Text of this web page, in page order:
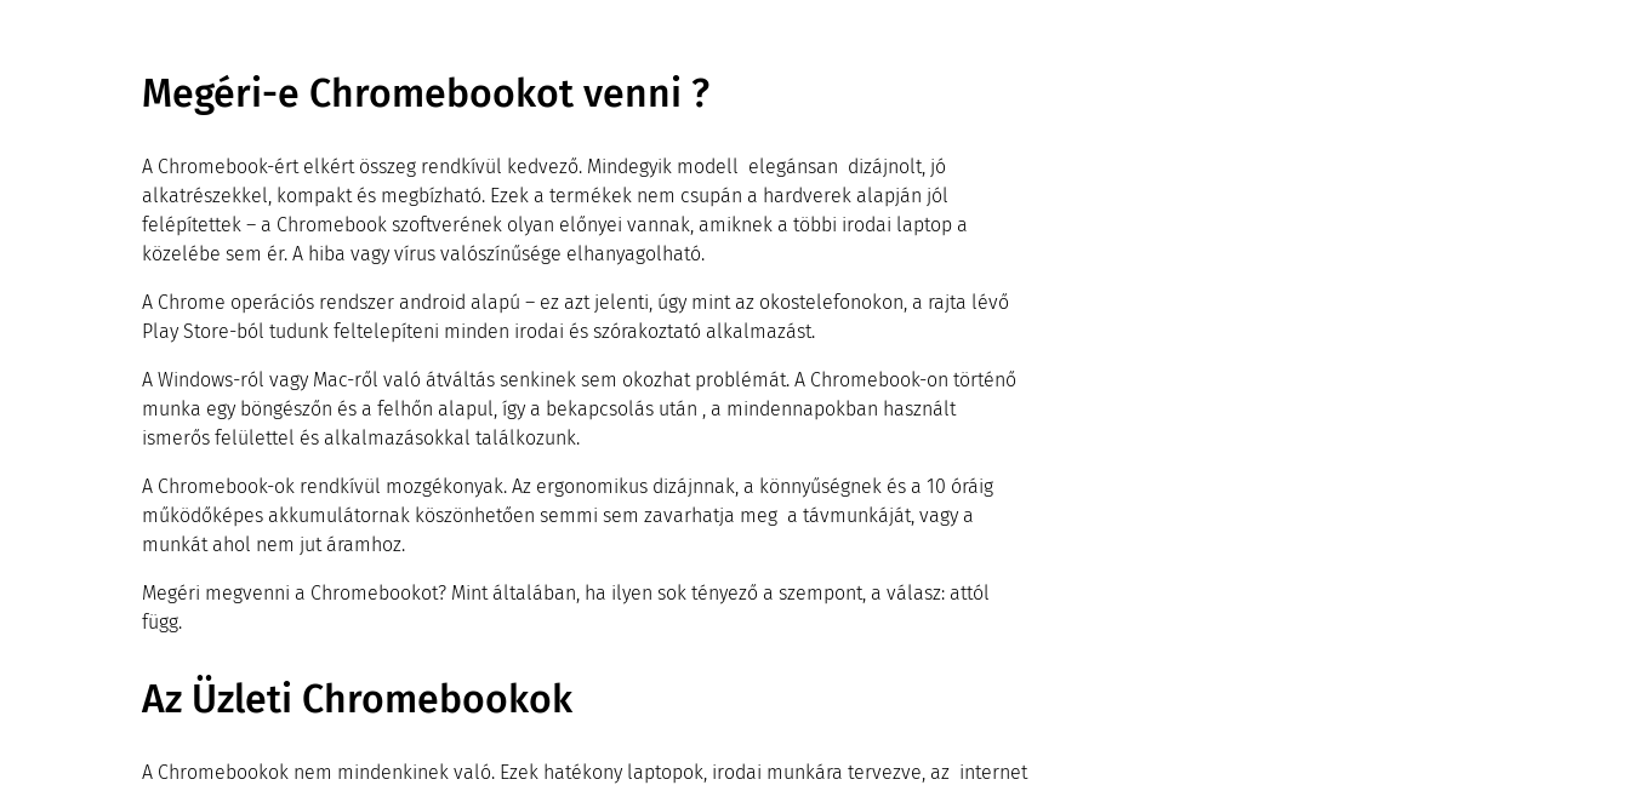
Megéri-e Chromebookot venni ?
A Chromebook-ért elkért összeg rendkívül kedvező. Mindegyik modell elegánsan dizájnolt, jó
alkatrészekkel, kompakt és megbízható. Ezek a termékek nem csupán a hardverek alapján jól
felépítettek – a Chromebook szoftverének olyan előnyei vannak, amiknek a többi irodai laptop a
közelébe sem ér. A hiba vagy vírus valószínűsége elhanyagolható.
A Chrome operációs rendszer android alapú – ez azt jelenti, úgy mint az okostelefonokon, a rajta lévő
Play Store-ból tudunk feltelepíteni minden irodai és szórakoztató alkalmazást.
A Windows-ról vagy Mac-ről való átváltás senkinek sem okozhat problémát. A Chromebook-on történő
munka egy böngészőn és a felhőn alapul, így a bekapcsolás után , a mindennapokban használt
ismerős felülettel és alkalmazásokkal találkozunk.
A Chromebook-ok rendkívül mozgékonyak. Az ergonomikus dizájnnak, a könnyűségnek és a 10 óráig
működőképes akkumulátornak köszönhetően semmi sem zavarhatja meg a távmunkáját, vagy a
munkát ahol nem jut áramhoz.
Megéri megvenni a Chromebookot? Mint általában, ha ilyen sok tényező a szempont, a válasz: attól
függ.
Az Üzleti Chromebookok
A Chromebookok nem mindenkinek való. Ezek hatékony laptopok, irodai munkára tervezve, az internet